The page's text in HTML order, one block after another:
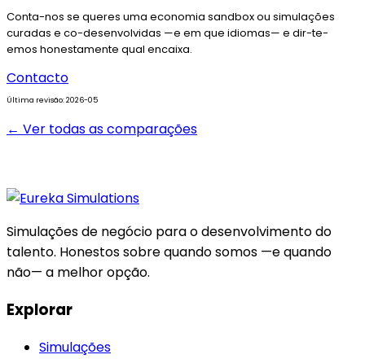
Conta-nos se queres uma economia sandbox ou simulações
curadas e co-desenvolvidas —e em que idiomas— e dir-te-
emos honestamente qual encaixa.
Contacto
Última revisão: 2026-05
← Ver todas as comparações
Simulações de negócio para o desenvolvimento do
talento. Honestos sobre quando somos —e quando
não— a melhor opção.
Explorar
Simulações